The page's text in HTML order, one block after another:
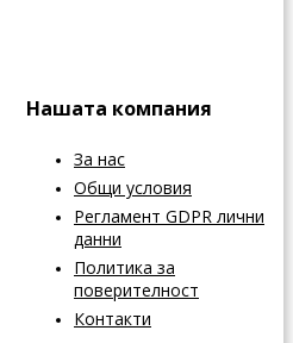
Нашата компания
За нас
Общи условия
Регламент GDPR лични
данни
Политика за
поверителност
Контакти